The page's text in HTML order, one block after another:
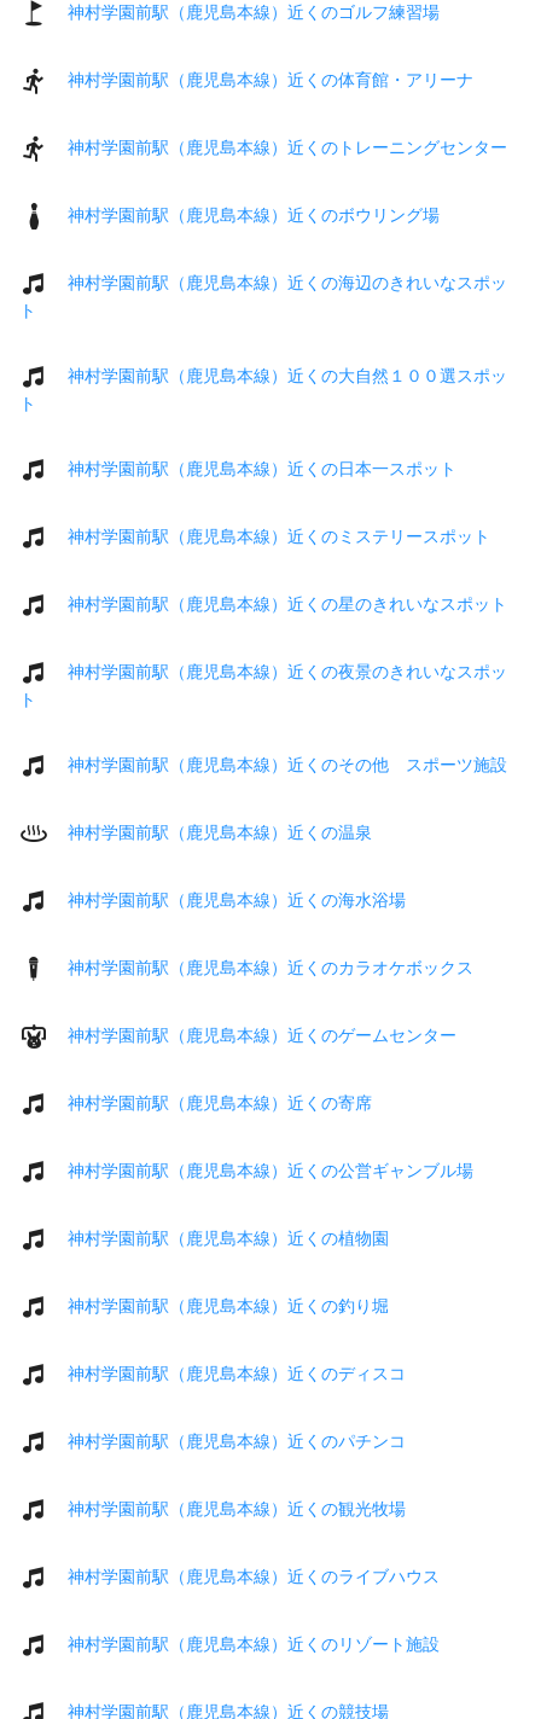
神村学園前駅（鹿児島本線）近くのゴルフ練習場
神村学園前駅（鹿児島本線）近くの体育館・アリーナ
神村学園前駅（鹿児島本線）近くのトレーニングセンター
神村学園前駅（鹿児島本線）近くのボウリング場
神村学園前駅（鹿児島本線）近くの海辺のきれいなスポッ
ト
神村学園前駅（鹿児島本線）近くの大自然１００選スポッ
ト
神村学園前駅（鹿児島本線）近くの日本一スポット
神村学園前駅（鹿児島本線）近くのミステリースポット
神村学園前駅（鹿児島本線）近くの星のきれいなスポット
神村学園前駅（鹿児島本線）近くの夜景のきれいなスポッ
ト
神村学園前駅（鹿児島本線）近くのその他 スポーツ施設
神村学園前駅（鹿児島本線）近くの温泉
神村学園前駅（鹿児島本線）近くの海水浴場
神村学園前駅（鹿児島本線）近くのカラオケボックス
神村学園前駅（鹿児島本線）近くのゲームセンター
神村学園前駅（鹿児島本線）近くの寄席
神村学園前駅（鹿児島本線）近くの公営ギャンブル場
神村学園前駅（鹿児島本線）近くの植物園
神村学園前駅（鹿児島本線）近くの釣り堀
神村学園前駅（鹿児島本線）近くのディスコ
神村学園前駅（鹿児島本線）近くのパチンコ
神村学園前駅（鹿児島本線）近くの観光牧場
神村学園前駅（鹿児島本線）近くのライブハウス
神村学園前駅（鹿児島本線）近くのリゾート施設
神村学園前駅（鹿児島本線）近くの競技場